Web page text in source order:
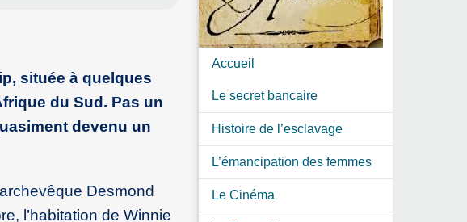
située à quelques
du Sud. Pas un
devenu un
Desmond
l’habitation de Winnie
Accueil
Le secret bancaire
Histoire de l’esclavage
L’émancipation des femmes
Le Cinéma